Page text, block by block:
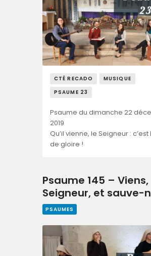
CTÉ RECADO
MUSIQUE
PSAUME 23
Psaume du dimanche 22
2019
Qu’il vienne, le Seigneur : c’est
de gloire !
Psaume 145 – Viens,
Seigneur, et sauve-
PSAUMES